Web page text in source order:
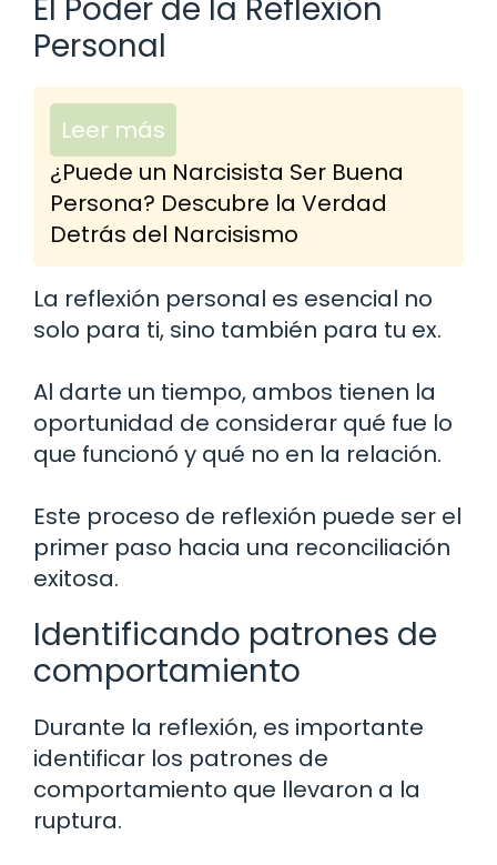
El Poder de la Reflexión
Personal
Leer más
¿Puede un Narcisista Ser Buena
Persona? Descubre la Verdad
Detrás del Narcisismo
La reflexión personal es esencial no
solo para ti, sino también para tu ex.
Al darte un tiempo, ambos tienen la
oportunidad de considerar qué fue lo
que funcionó y qué no en la relación.
Este proceso de reflexión puede ser el
primer paso hacia una reconciliación
exitosa.
Identificando patrones de
comportamiento
Durante la reflexión, es importante
identificar los patrones de
comportamiento que llevaron a la
ruptura.